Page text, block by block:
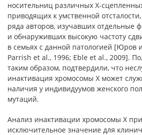
носительниц различных Х-
приводящих к умственной
ряда авторов, изучавших отдельные
и обнаруживших высокую частоту
в семьях с данной патологией [Юров
Parrish et al., 1996; Eble et al., 2009].
таким образом, подтвердили, что
инактивация хромосомы Х может
наличия у индивидуумов женского
мутаций.
Анализ инактивации хромосомы Х
исключительное значение для